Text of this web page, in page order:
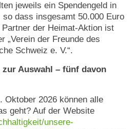
jeweils ein Spendengeld in
so dass insgesamt 50.000 Euro
der Heimat-Aktion ist
„Verein der Freunde des
Schweiz e. V.“.
zur Auswahl – fünf davon
Oktober 2026 können alle
geht? Auf der Website
unsere-